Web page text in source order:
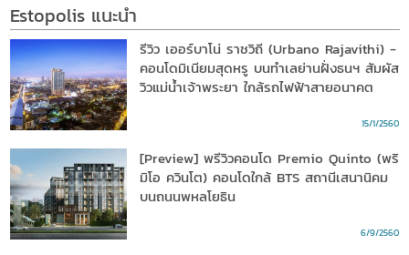
Estopolis แนะนำ
รีวิว เออร์บาโน่ ราชวิถี (Urbano Rajavithi) -
คอนโดมิเนียมสุดหรู บนทำเลย่านฝั่งธนฯ สัมผัส
วิวแม่น้ำเจ้าพระยา ใกล้รถไฟฟ้าสายอนาคต
15/1/2560
[Preview] พรีวิวคอนโด Premio Quinto (พริ
มิโอ ควินโต) คอนโดใกล้ BTS สถานีเสนานิคม
บนถนนพหลโยธิน
6/9/2560